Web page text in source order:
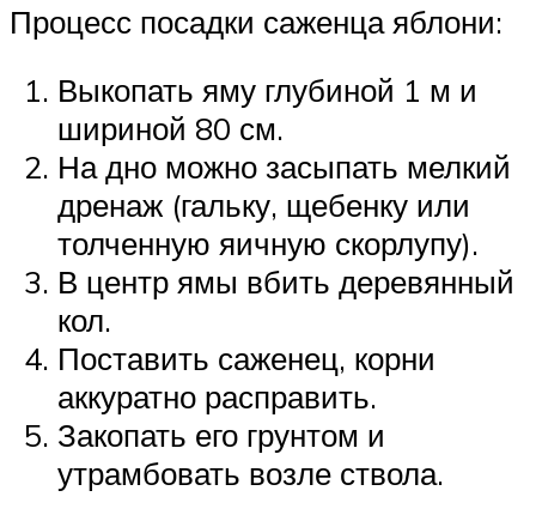
Процесс посадки саженца яблони:
Выкопать яму глубиной 1 м и
шириной 80 см.
На дно можно засыпать мелкий
дренаж (гальку, щебенку или
толченную яичную скорлупу).
В центр ямы вбить деревянный
кол.
Поставить саженец, корни
аккуратно расправить.
Закопать его грунтом и
утрамбовать возле ствола.